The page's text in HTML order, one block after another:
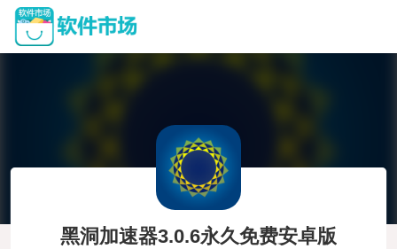
黑洞加速器3.0.6永久免费安卓版